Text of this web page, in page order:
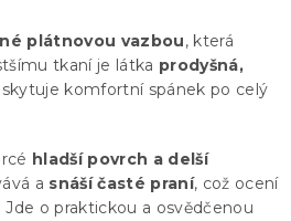
plátnovou vazbou, která
tkaní je látka prodyšná,
komfortní spánek po celý
hladší povrch a delší
a snáší časté praní, což ocení
o praktickou a osvědčenou